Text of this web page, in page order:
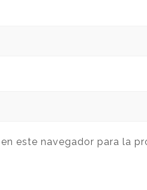
este navegador para la